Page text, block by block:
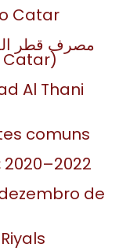
Catar
Catar)
Al Thani
comuns
2020–2022
de